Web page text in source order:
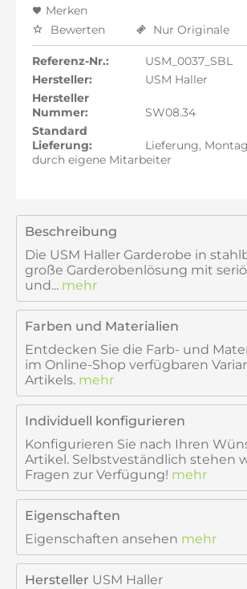
Merken
Bewerten
Nur Originale
Referenz-Nr.:
USM_0037_SBL
Hersteller:
USM Haller
Hersteller
Nummer:
SW08.34
Standard
Lieferung:
Lieferung,
durch eigene Mitarbeiter
Beschreibung
Die USM Haller Garderobe in
große Garderobenlösung mit
und... mehr
Farben und Materialien
Entdecken Sie die Farb- und
im Online-Shop verfügbaren
Artikels. mehr
Individuell konfigurieren
Konfigurieren Sie nach Ihren
Artikel. Selbstveständlich stehen
Fragen zur Verfügung! mehr
Eigenschaften
Eigenschaften ansehen mehr
Hersteller USM Haller